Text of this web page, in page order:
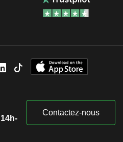
Contactez-nous